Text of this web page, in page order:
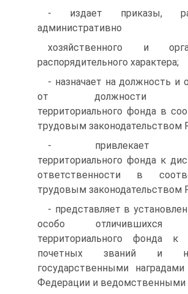
- издает приказы,
административно­
хозяйственного и
распорядительного характера;
- назначает на должность и
от должности
территориального фонда в
трудовым законо­дательством
- привлекает
территориального фонда к
ответственности в
трудовым законода­тельством
- представляет в
особо отличившихся
территориального фонда к
почетных зва­ний и
государственными
Федерации и ведомственными